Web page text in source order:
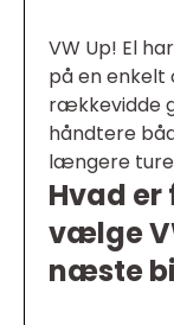
VW Up! El
på en enkelt
rækkevidde
håndtere
længere ture
Hvad
vælge
næste